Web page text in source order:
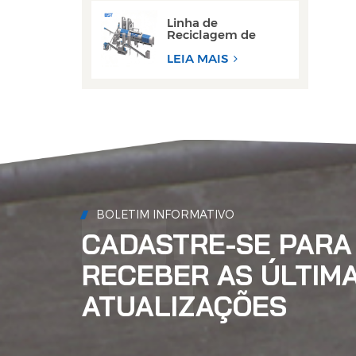
Linha de
Reciclagem de
Decapagem de
Latas de Alumínio
LEIA MAIS
BOLETIM INFORMATIVO
CADASTRE-SE PARA
RECEBER AS
ATUALIZAÇÕES